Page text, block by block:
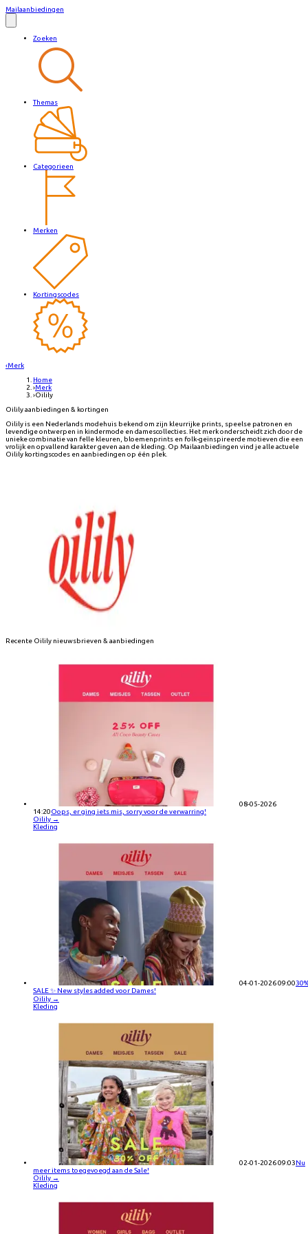
Mailaanbiedingen
Zoeken
Themas
Categorieen
Merken
Kortingscodes
‹Merk
Home
›Merk
›Oilily
Oilily aanbiedingen & kortingen
Oilily is een Nederlands modehuis bekend om zijn kleurrijke prints, speelse patronen en
levendige ontwerpen in kindermode en damescollecties. Het merk onderscheidt zich door de
unieke combinatie van felle kleuren, bloemenprints en folk-geïnspireerde motieven die een
vrolijk en opvallend karakter geven aan de kleding. Op Mailaanbiedingen vind je alle actuele
Oilily kortingscodes en aanbiedingen op één plek.
Recente Oilily nieuwsbrieven & aanbiedingen
08-05-2026
14:20Oops, er ging iets mis, sorry voor de verwarring!
Oilily →
Kleding
04-01-2026 09:00
SALE ✨ New styles added voor Dames!
Oilily →
Kleding
02-01-2026 09:03Nu
meer items toegevoegd aan de Sale!
Oilily →
Kleding